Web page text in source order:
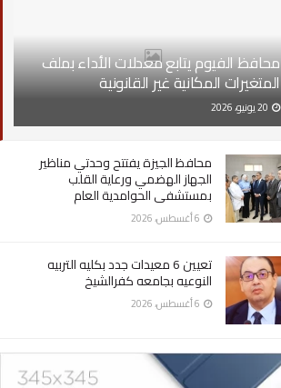
محافظ الفيوم يتابع معدلات الأداء بملف
المتغيرات المكانية غير القانونية
محافظ الجيزة يفتتح وحدتي مناظير
الجهاز الهضمي ورعاية القلب
بمستشفى الحوامدية العام
تعيين 6 معيدات جدد بكليه التربيه
النوعيه بجامعه كفرالشيخ